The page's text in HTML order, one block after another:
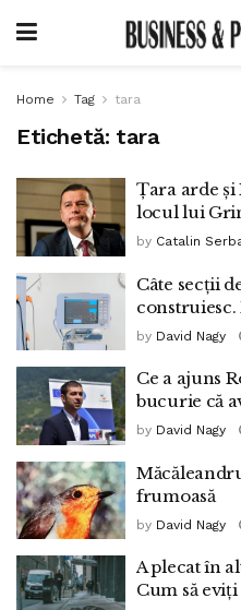
Home Tag tara
Etichetă: tara
Țara arde
locul lui
by Catalin
Câte secții
by David Nagy
Ce a ajuns
bucurie că
by David Nagy
frumoasă
by David Nagy
A plecat în
Cum să eviți